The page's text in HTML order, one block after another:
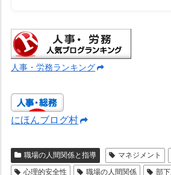
人事・労務ランキング
にほんブログ村
職場の人間関係と指導 マネジメント
心理的安全性
職場の人間関係 部